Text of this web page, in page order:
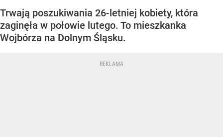
Trwają poszukiwania 26-letniej kobiety, która
zaginęła w połowie lutego. To mieszkanka
Wojbórza na Dolnym Śląsku.